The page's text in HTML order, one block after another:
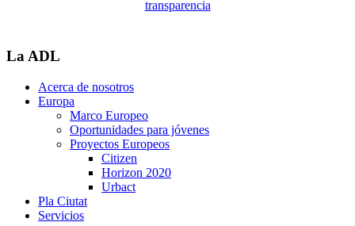
La ADL
Acerca de nosotros
Europa
Marco Europeo
Oportunidades para jóvenes
Proyectos Europeos
Citizen
Horizon 2020
Urbact
Pla Ciutat
Servicios